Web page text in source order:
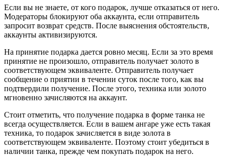
Если вы не знаете, от кого подарок, лучше отказаться от него.
Модераторы блокируют оба аккаунта, если отправитель
запросит возврат средств. После выяснения обстоятельств,
аккаунты активизируются.
На принятие подарка дается ровно месяц. Если за это время
принятие не произошло, отправитель получает золото в
соответствующем эквиваленте. Отправитель получает
сообщение о приятии в течении суток после того, как вы
подтвердили получение. После этого, техника или золото
мгновенно зачисляются на аккаунт.
Стоит отметить, что получение подарка в форме танка не
всегда осуществляется. Если в вашем ангаре уже есть такая
техника, то подарок зачисляется в виде золота в
соответствующем эквиваленте. Поэтому стоит убедиться в
наличии танка, прежде чем покупать подарок на него.